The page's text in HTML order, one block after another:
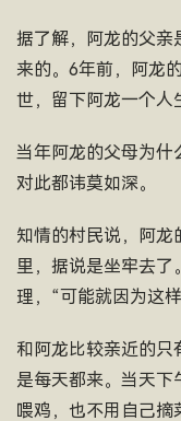
据了解，阿龙的父亲
来的。6年前，阿龙
世，留下阿龙一个人
当年阿龙的父母为什
对此都讳莫如深。
知情的村民说，阿龙
里，据说是坐牢去
理，“可能就因为这
和阿龙比较亲近的只
是每天都来。当天下
喂鸡，也不用自己摘